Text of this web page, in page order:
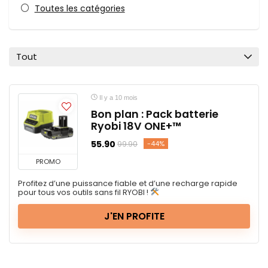
Toutes les catégories
Tout
PROMO
Il y a 10 mois
Bon plan : Pack batterie
Ryobi 18V ONE+™
55.90 99.90 -44%
Profitez d’une puissance fiable et d’une recharge rapide
pour tous vos outils sans fil RYOBI !
J'EN PROFITE